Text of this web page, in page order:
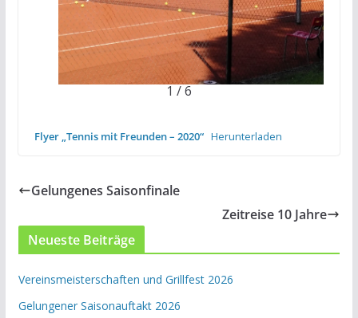
1 / 6
Flyer „Tennis mit Freunden – 2020“ Herunterladen
Gelungenes Saisonfinale
Zeitreise 10 Jahre
Neueste Beiträge
Vereinsmeisterschaften und Grillfest 2026
Gelungener Saisonauftakt 2026